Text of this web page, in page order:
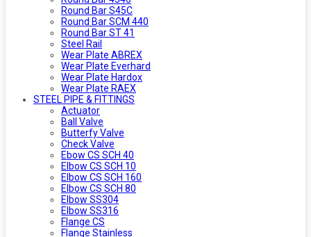
Round Bar S45C
Round Bar SCM 440
Round Bar ST 41
Steel Rail
Wear Plate ABREX
Wear Plate Everhard
Wear Plate Hardox
Wear Plate RAEX
STEEL PIPE & FITTINGS
Actuator
Ball Valve
Butterfy Valve
Check Valve
Ebow CS SCH 40
Elbow CS SCH 10
Elbow CS SCH 160
Elbow CS SCH 80
Elbow SS304
Elbow SS316
Flange CS
Flange Stainless